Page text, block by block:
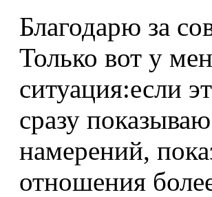
Благодарю за
Только вот у
ситуация:если
сразу
намерений,
отношения